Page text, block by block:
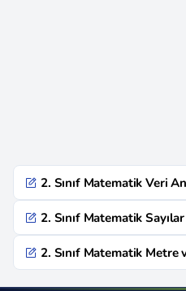
2. Sınıf Matematik Veri
2. Sınıf Matematik
2. Sınıf Matematik Metre